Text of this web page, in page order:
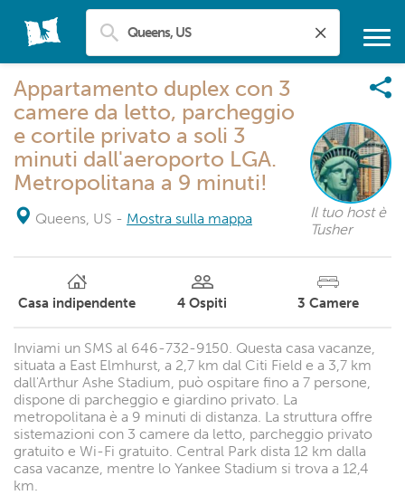
Appartamento duplex con 3
camere da letto, parcheggio
e cortile privato a soli 3
minuti dall'aeroporto LGA.
Metropolitana a 9 minuti!
Queens, US - Mostra sulla mappa
Il tuo host è
Tusher
Casa indipendente 4 Ospiti 3 Camere
Inviami un SMS al 646-732-9150. Questa casa vacanze,
situata a East Elmhurst, a 2,7 km dal Citi Field e a 3,7 km
dall'Arthur Ashe Stadium, può ospitare fino a 7 persone,
dispone di parcheggio e giardino privato. La
metropolitana è a 9 minuti di distanza. La struttura offre
sistemazioni con 3 camere da letto, parcheggio privato
gratuito e Wi-Fi gratuito. Central Park dista 12 km dalla
casa vacanze, mentre lo Yankee Stadium si trova a 12,4
km.